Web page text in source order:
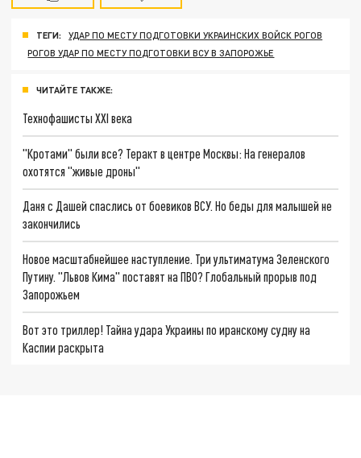
ТЕГИ:
УДАР ПО МЕСТУ ПОДГОТОВКИ УКРАИНСКИХ ВОЙСК РОГОВ
РОГОВ УДАР ПО МЕСТУ ПОДГОТОВКИ ВСУ В ЗАПОРОЖЬЕ
ЧИТАЙТЕ ТАКЖЕ:
Технофашисты XXI века
"Кротами" были все? Теракт в центре Москвы: На генералов
охотятся "живые дроны"
Даня с Дашей спаслись от боевиков ВСУ. Но беды для малышей не
закончились
Новое масштабнейшее наступление. Три ультиматума Зеленского
Путину. "Львов Кима" поставят на ПВО? Глобальный прорыв под
Запорожьем
Вот это триллер! Тайна удара Украины по иранскому судну на
Каспии раскрыта